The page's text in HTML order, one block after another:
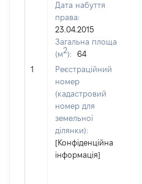
1
Дата набуття
права:
23.04.2015
Загальна площа
(м2):
64
Реєстраційний
номер
(кадастровий
номер для
земельної
ділянки):
[Конфіденційна
інформація]